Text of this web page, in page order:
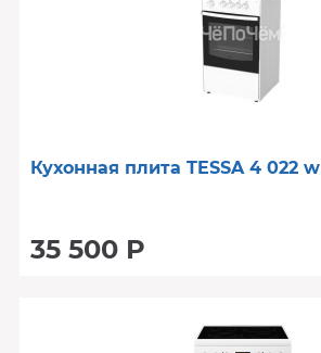
Кухонная плита TESSA 4 022 w
35 500 Р